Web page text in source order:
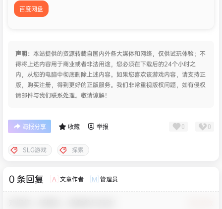
百度网盘
声明： 本站提供的资源转载自国内外各大媒体和网络，仅供试玩体验；不
得将上述内容用于商业或者非法用途，您必须在下载后的24个小时之
内，从您的电脑中彻底删除上述内容。如果您喜欢该游戏内容，请支持正
版，购买注册，得到更好的正版服务。我们非常重视版权问题，如有侵权
请邮件与我们联系处理。敬请谅解！
海报分享 收藏 举报 0 0
SLG游戏 探索
0 条回复 A 文章作者 M 管理员